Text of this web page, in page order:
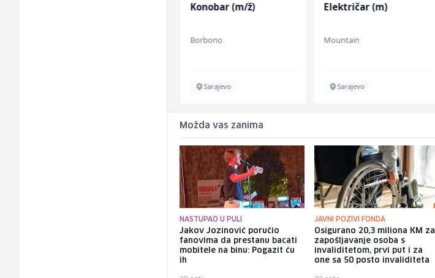
Konobar (m/ž)
Borbono
Sarajevo
Električar (m)
Mountain
Sarajevo
Možda vas zanima
NASTUPAO U PULI
Jakov Jozinović poručio
fanovima da prestanu bacati
mobitele na binu: Pogazit ću
ih
JAVNI POZIVI FONDA
Osigurano 20,3 miliona KM za
zapošljavanje osoba s
invaliditetom, prvi put i za
one sa 50 posto invaliditeta